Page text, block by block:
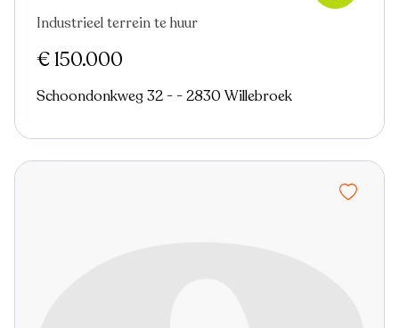
Nieuw Virtual tour
Industrieel terrein te huur
€ 150.000
Schoondonkweg 32 - - 2830 Willebroek